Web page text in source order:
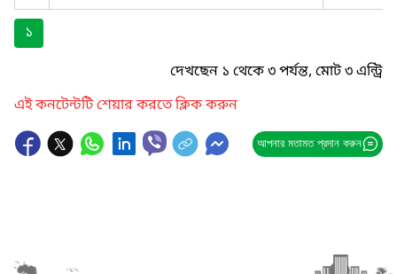
১
দেখছেন ১ থেকে ৩ পর্যন্ত, মোট ৩ এন্ট্রি
এই কনটেন্টটি শেয়ার করতে ক্লিক করুন
আপনার মতামত প্রদান করুন